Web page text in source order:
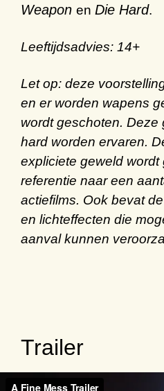
Weapon en Die Hard.
Leeftijdsadvies: 14+
Let op: deze
en er worden wapens
wordt geschoten. Deze
hard worden ervaren.
expliciete geweld wordt
referentie naar een
actiefilms. Ook bevat
en lichteffecten die
aanval kunnen
Trailer